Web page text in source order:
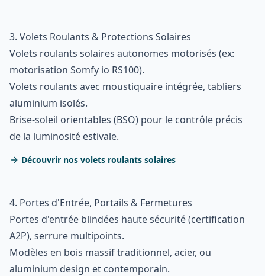
3. Volets Roulants & Protections Solaires
Volets roulants solaires autonomes motorisés (ex:
motorisation Somfy io RS100).
Volets roulants avec moustiquaire intégrée, tabliers
aluminium isolés.
Brise-soleil orientables (BSO) pour le contrôle précis
de la luminosité estivale.
Découvrir nos volets roulants solaires
4. Portes d'Entrée, Portails & Fermetures
Portes d'entrée blindées haute sécurité (certification
A2P), serrure multipoints.
Modèles en bois massif traditionnel, acier, ou
aluminium design et contemporain.